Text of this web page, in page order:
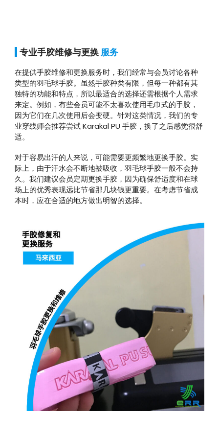
专业手胶维修与更换服务
在提供手胶维修和更换服务时，我们经常与会员讨论各种
类型的羽毛球手胶。虽然手胶种类有限，但每一种都有其
独特的功能和特点，所以最适合的选择还需根据个人需求
来定。例如，有些会员可能不太喜欢使用毛巾式的手胶，
因为它们在几次使用后会变硬。针对这类情况，我们的专
业穿线师会推荐尝试 Karakal PU 手胶，换了之后感觉很舒
适。
对于容易出汗的人来说，可能需要更频繁地更换手胶。实
际上，由于汗水会不断地被吸收，羽毛球手胶一般不会持
久。我们建议会员定期更换手胶，因为确保舒适度和在球
场上的优秀表现远比节省那几块钱更重要。在考虑节省成
本时，应在合适的地方做出明智的选择。